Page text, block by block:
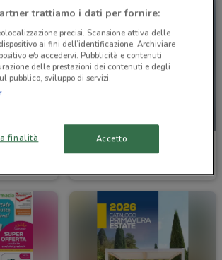
trattiamo i dati per fornire:
precisi. Scansione attiva delle
ai fini dell’identificazione. Archiviare
e/o accedervi. Pubblicità e contenuti
delle prestazioni dei contenuti e degli
pubblico, sviluppo di servizi.
finalità Accetto